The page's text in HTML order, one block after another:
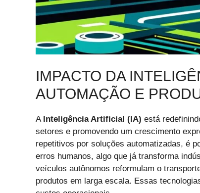
IMPACTO DA
AUTOMAÇÃO E
A Inteligência Artificial (IA) está
setores e promovendo um crescimento
repetitivos por soluções automatizadas, é
erros humanos, algo que já transforma
veículos autônomos reformulam o
produtos em larga escala. Essas